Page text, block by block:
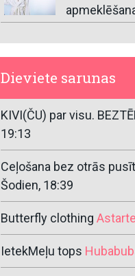
Dieviete sarunas
KIVI(ČU) par visu.
19:13
Ceļošana bez otrās
Šodien, 18:39
Butterfly clothing Astarte
IetekMeļu tops